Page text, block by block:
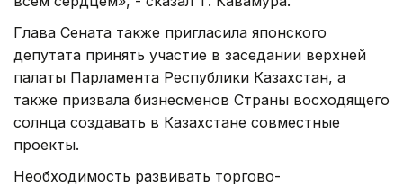
Глава Сената также пригласила японского
депутата принять участие в заседании верхней
палаты Парламента Республики Казахстан, а
также призвала бизнесменов Страны восходящего
солнца создавать в Казахстане совместные
проекты.
Необходимость развивать торгово-